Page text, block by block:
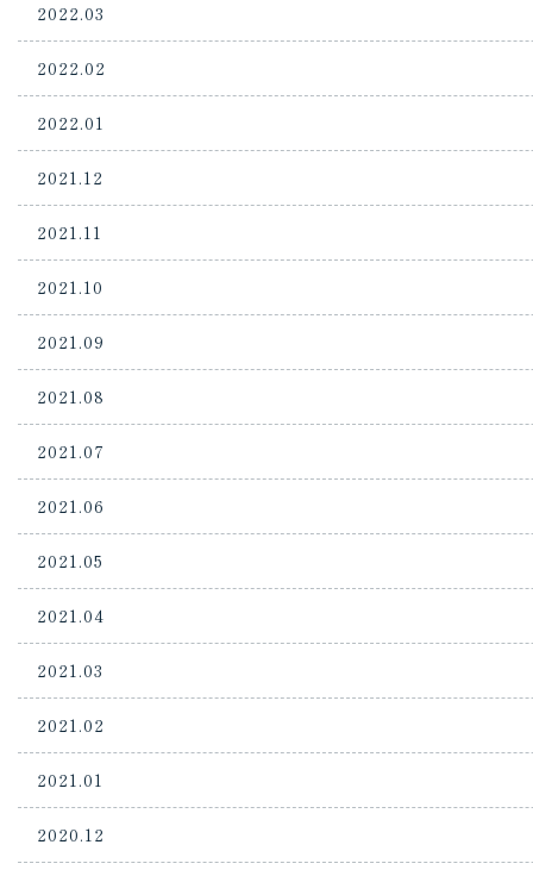
2022.03
2022.02
2022.01
2021.12
2021.11
2021.10
2021.09
2021.08
2021.07
2021.06
2021.05
2021.04
2021.03
2021.02
2021.01
2020.12